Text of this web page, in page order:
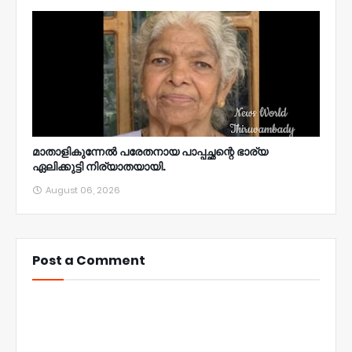
മാതാളികുന്നേൽ പരേതനായ പാപ്പച്ഛന്റെ ഭാര്യ
ഏലിക്കുട്ടി നിര്യാതയായി.
August 06, 2026
Post a Comment